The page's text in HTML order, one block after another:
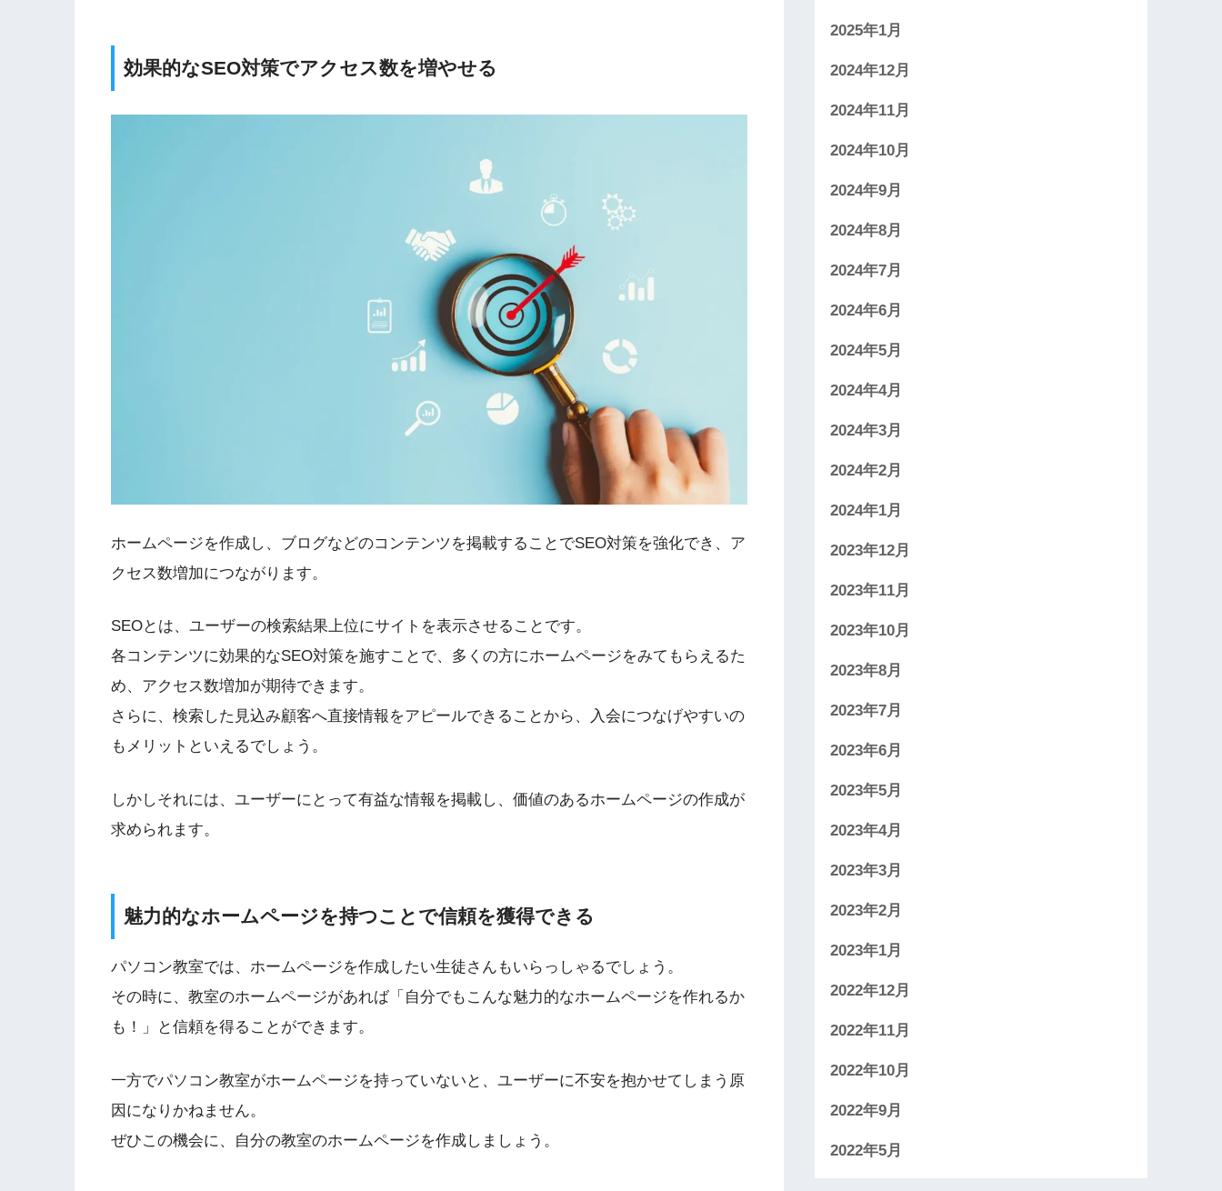
効果的なSEO対策でアクセス数を増やせる
ホームページを作成し、ブログなどのコンテンツを掲載することでSEO対策を強化でき、ア
クセス数増加につながります。
SEOとは、ユーザーの検索結果上位にサイトを表示させることです。
各コンテンツに効果的なSEO対策を施すことで、多くの方にホームページをみてもらえるた
め、アクセス数増加が期待できます。
さらに、検索した見込み顧客へ直接情報をアピールできることから、入会につなげやすいの
もメリットといえるでしょう。
しかしそれには、ユーザーにとって有益な情報を掲載し、価値のあるホームページの作成が
求められます。
魅力的なホームページを持つことで信頼を獲得できる
パソコン教室では、ホームページを作成したい生徒さんもいらっしゃるでしょう。
その時に、教室のホームページがあれば「自分でもこんな魅力的なホームページを作れるか
も！」と信頼を得ることができます。
一方でパソコン教室がホームページを持っていないと、ユーザーに不安を抱かせてしまう原
因になりかねません。
ぜひこの機会に、自分の教室のホームページを作成しましょう。
2025年1月
2024年12月
2024年11月
2024年10月
2024年9月
2024年8月
2024年7月
2024年6月
2024年5月
2024年4月
2024年3月
2024年2月
2024年1月
2023年12月
2023年11月
2023年10月
2023年8月
2023年7月
2023年6月
2023年5月
2023年4月
2023年3月
2023年2月
2023年1月
2022年12月
2022年11月
2022年10月
2022年9月
2022年5月